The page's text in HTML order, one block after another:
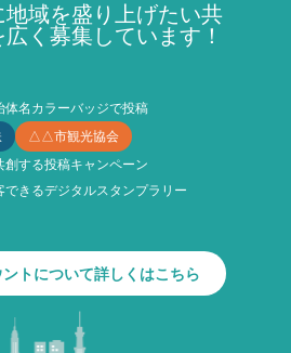
地域を盛り上げたい共
く募集しています！
名カラーバッジで投稿
△△市観光協会
する投稿キャンペーン
きるデジタルスタンプラリー
トについて詳しくはこちら